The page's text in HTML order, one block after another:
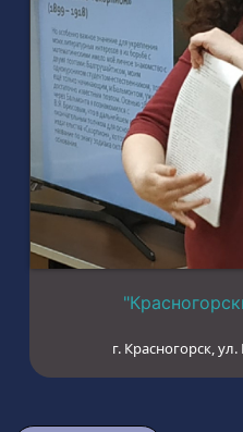
г. Красногорск,